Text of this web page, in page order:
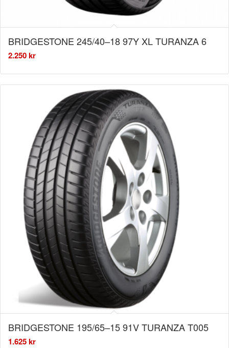
BRIDGESTONE 245/40–18 97Y XL TURANZA 6
2.250kr
BRIDGESTONE 195/65–15 91V TURANZA T005
1.625kr